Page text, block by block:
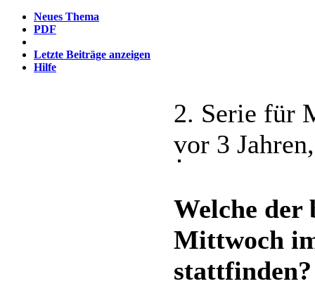
Neues Thema
PDF
Letzte Beiträge anzeigen
Hilfe
2. Serie für
vor 3
Welche der
Mittwoch
stattfinden?